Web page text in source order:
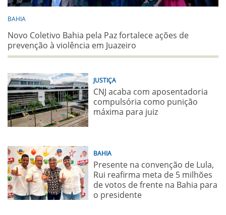
BAHIA
Novo Coletivo Bahia pela Paz fortalece ações de
prevenção à violência em Juazeiro
JUSTIÇA
CNJ acaba com aposentadoria
compulsória como punição
máxima para juiz
BAHIA
Presente na convenção de Lula,
Rui reafirma meta de 5 milhões
de votos de frente na Bahia para
o presidente